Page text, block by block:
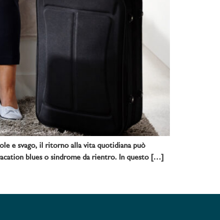
e svago, il ritorno alla vita quotidiana può
blues o sindrome da rientro. In questo […]